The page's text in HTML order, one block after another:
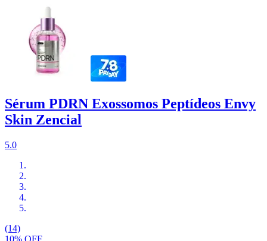
Sérum PDRN Exossomos Peptídeos Envy
Skin Zencial
5.0
(14)
10% OFF